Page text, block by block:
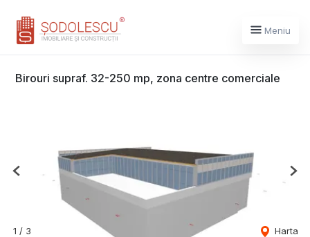
Meniu
Birouri supraf. 32-250 mp, zona centre comerciale
1 / 3 Harta
Previous